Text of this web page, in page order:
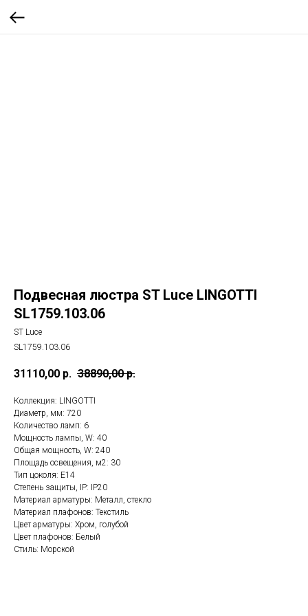
Подвесная люстра ST Luce LINGOTTI
SL1759.103.06
ST Luce
SL1759.103.06
31110,00 р. 38890,00 р.
Коллекция: LINGOTTI
Диаметр, мм: 720
Количество ламп: 6
Мощность лампы, W: 40
Общая мощность, W: 240
Площадь освещения, м2: 30
Тип цоколя: E14
Степень защиты, IP: IP20
Материал арматуры: Металл, стекло
Материал плафонов: Текстиль
Цвет арматуры: Хром, голубой
Цвет плафонов: Белый
Стиль: Морской